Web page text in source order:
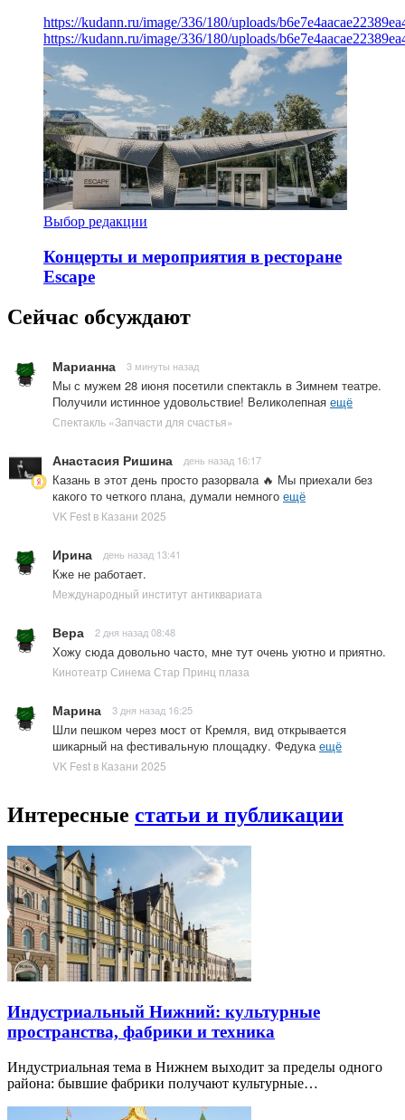
https://kudann.ru/image/336/180/uploads/
https://kudann.ru/image/336/180/uploads/
Выбор редакции
Концерты и мероприятия в ресторане
Escape
Сейчас обсуждают
Марианна 3 минуты назад
Мы с мужем 28 июня посетили спектакль в Зимнем театре.
Получили истинное удовольствие! Великолепная ещё
Спектакль «Запчасти для счастья»
Анастасия Ришина день назад 16:17
Казань в этот день просто разорвала 🔥 Мы приехали без
какого то четкого плана, думали немного ещё
VK Fest в Казани 2025
Ирина день назад 13:41
Кже не работает.
Международный институт антиквариата
Вера 2 дня назад 08:48
Хожу сюда довольно часто, мне тут очень уютно и приятно.
Кинотеатр Синема Стар Принц плаза
Марина 3 дня назад 16:25
Шли пешком через мост от Кремля, вид открывается
шикарный на фестивальную площадку. Федукаещё
VK Fest в Казани 2025
Интересные статьи и публикации
Индустриальный Нижний: культурные
пространства, фабрики и техника
Индустриальная тема в Нижнем выходит за пределы одного
района: бывшие фабрики получают культурные…